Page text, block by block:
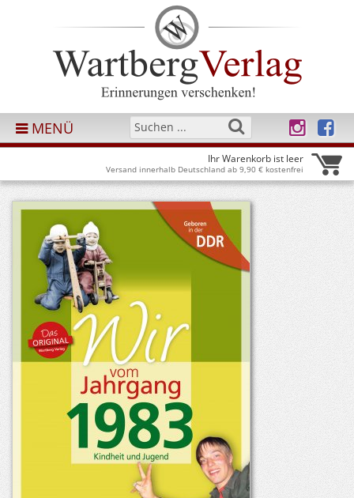
MENÜ
Ihr Warenkorb ist leer
Versand innerhalb Deutschland ab 9,90 € kostenfrei